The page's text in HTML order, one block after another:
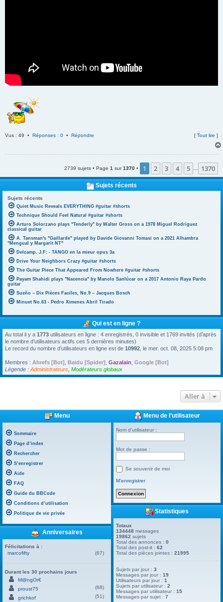
Vus : 49 • Réponses : 0 • Répondre [ Tout lire ]
2739 sujets • Page 1 sur1370 • 1 2 3 4 5 1370
Sujets récents
Sujets récents
Quiet Music Reveals EVERYTHING #guitar #shorts
Technique Should Feel Natural #guitar #shorts
Arturo Solorzano plays "Tenderly" by Walter Gross on a 1978 Miguel Rodriguez
classical guitar
A. Tansman's "Gaillarde" played by Davide Giovanni Tomasi on a 2021 Alhambra
"Mengual y Margarit NT"
Delcamp. J.F: - TANGO en la mieur opus 3a
Drive Your Neighbors Crazy #guitar #shorts
The Guitar Piece That Appeared From Nowhere #guitar #shorts
Payam Shahidi plays "Nacencia" by Manolo Sanlúcar on a 2017 Antonio Raya Pardo
guitar
Sueño – Dix Pièces Faciles, No.9 – Jacques Bosch
Minuet No.63 - Pedro Ximenes Abril Tirado
Qui est en ligne ?
Au total il y a 1773 utilisateurs en ligne : 4 enregistrés, 0 invisible et 1769 invités (d’après
le nombre d’utilisateurs actifs ces 5 dernières minutes)
Le record du nombre d’utilisateurs en ligne est de 10992 , le mer. oct. 08, 2025 5:08 pm
Membres : Ahrefs [Bot] Baidu [Spider] Gazalain Google [Bot]
Légende : Administrateurs Modérateurs globaux
Aller à
Menu
Sommaire
Page d’index
Rechercher
S’enregistrer
Aide
FAQ
Guide du BBCode
Conditions d’utilisation
Politique de vie privée
Anniversaires
Félicitations à :
marcofifty
(67)
Durant les 30 prochains jours
M@ngOr€
proust75
(68)
grichkof
(51)
Menu de l’utilisateur
Nom d’utilisateur :
Mot de passe :
Se souvenir de moi
M’enregistrer
Statistiques
Totaux
134448 messages
19862 sujets
Total des annonces :0
Total des post-it :62
Total des pièces jointes :21995
Sujets par jour :3
Messages par jour :19
Utilisateurs par jour :1
Sujets par utilisateur :2
Messages par utilisateur :15
Messages par sujet :7